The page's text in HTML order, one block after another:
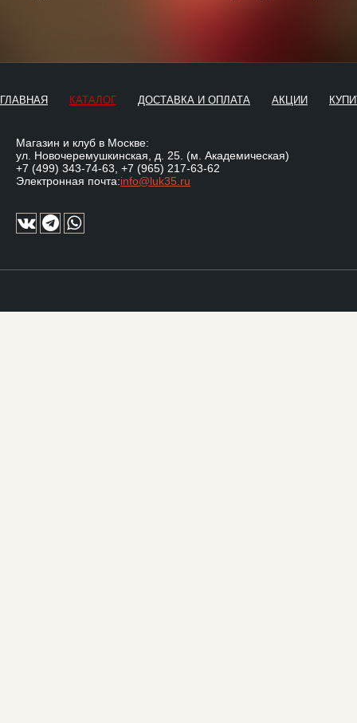
ГЛАВНАЯ КАТАЛОГ ДОСТАВКА И ОПЛАТА АКЦИИ
Магазин и клуб в Москве:
ул. Новочеремушкинская, д. 25. (м. Академическая)
+7 (499) 343-74-63 +7 (965) 217-63-62
Электронная почта:info@luk35.ru